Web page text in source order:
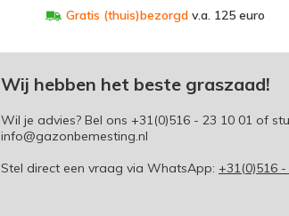
Gratis (thuis)bezorgd v.a. 125 euro
Wij hebben het beste graszaad!
Wil je advies? Bel ons +31(0)516 - 23 10 01 of
info@gazonbemesting.nl
Stel direct een vraag via WhatsApp: +31(0)516